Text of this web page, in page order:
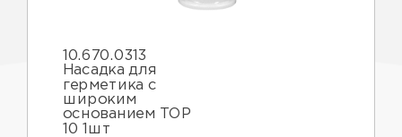
10.670.0313
Насадка для
герметика с
широким
основанием TOP
10 1шт